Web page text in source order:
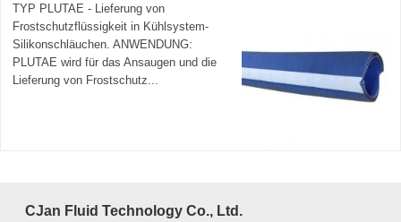
TYP PLUTAE - Lieferung von
Frostschutzflüssigkeit in Kühlsystem-
Silikonschläuchen. ANWENDUNG:
PLUTAE wird für das Ansaugen und die
Lieferung von Frostschutz...
CJan Fluid Technology Co., Ltd.